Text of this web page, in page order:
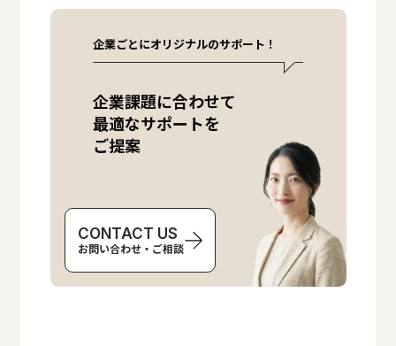
企業ごとにオリジナルのサポート！
企業課題に合わせて
最適なサポートを
ご提案
CONTACT US
お問い合わせ・ご相談